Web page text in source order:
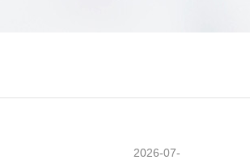
2026-07-